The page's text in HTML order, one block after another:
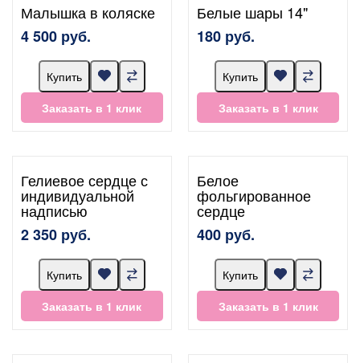
Малышка в коляске
4 500 руб.
Купить
Заказать в 1 клик
Белые шары 14"
180 руб.
Купить
Заказать в 1 клик
Гелиевое сердце с
индивидуальной
надписью
2 350 руб.
Купить
Заказать в 1 клик
Белое
фольгированное
сердце
400 руб.
Купить
Заказать в 1 клик